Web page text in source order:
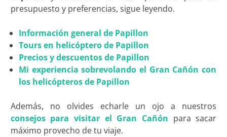
presupuesto y preferencias, sigue leyendo.
Información general de Papillon
Tours en helicóptero de Papillon
Precios y descuentos de Papillon
Mi experiencia sobrevolando el Gran Cañón con
los helicópteros de Papillon
Además, no olvides echarle un ojo a nuestros
consejos para visitar el Gran Cañón para sacar
máximo provecho de tu viaje.